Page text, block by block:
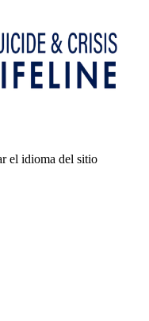
el idioma del sitio